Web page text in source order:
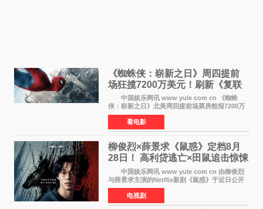
《蜘蛛侠：崭新之日》周四提前
场狂揽7200万美元！刷新《复联
4》保持影史纪录
中国娱乐网讯 www yule com cn 《蜘蛛
侠：崭新之日》北美周四提前场票房粗报7200万
美元，创下影史单片北美提前场票房新纪录——
此前该纪录由《复仇者联盟4：终局之战》的6000
万美元保持，本
看电影
柳俊烈×薛景求《鼠惑》定档8月
28日！ 高利贷逃亡×田鼠追击惊悚
来袭
中国娱乐网讯 www yule com cn 由柳俊烈
与薛景求主演的Netflix新剧《鼠惑》于近日公开
主海报，正式定档8月28日上线。 海报中，柳
俊烈与薛景求背对背站立，各自朝向相反方向，
幽暗的色调与
电视剧